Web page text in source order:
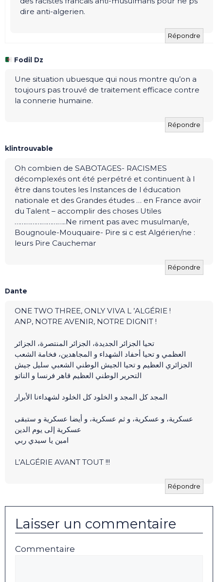
dire anti-algerien.
Répondre
Fodil Dz
Une situation ubuesque qui nous montre qu’on a
toujours pas trouvé de traitement efficace contre
la connerie humaine.
Répondre
klintrouvable
Oh combien de SABOTAGES- RACISMES
décomplexés ont été perpétré et continuent à l
être dans toutes les Instances de l éducation
nationale et des Grandes études … en France avoir
du Talent – accomplir des choses Utiles
………………………..Ne riment pas avec musulman/e,
Bougnoule-Mouquaire- Pire si c est Algérien/ne :
leurs Pire Cauchemar
Répondre
Dante
ONE TWO THREE, ONLY VIVA L ’ALGÉRIE !
ANP, NOTRE AVENIR, NOTRE DIGNIT !
تحيا الجزائر الجديدة، الجزائر المنتصرة، الجزائر
العظمي و تحيا أحفاد الشهداء و المجاهدين، فخامة الشعب
الجزائري العظيم و تحيا الجيش الوطني الشعبي سليل جيش
التحرير الوطني العظيم قاهر فرنسا و الناتو
المجد كل المجد و الخلود كل الخلود لشهداءنا الأبرار
عسكرية، و عسكرية، و ثم عسكرية، و أيضا عسكرية و ستبقى
عسكرية إلى يوم الدين
امين يا سيدي ربي
L’ALGÉRIE AVANT TOUT !!!
Répondre
Laisser un commentaire
Commentaire